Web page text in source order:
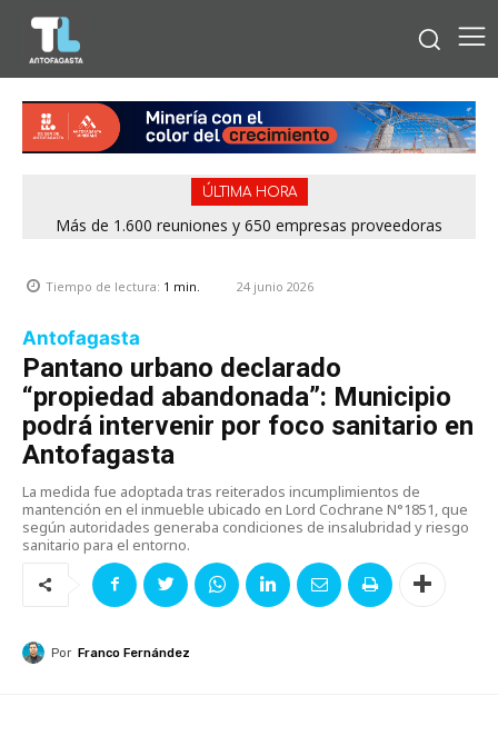
ÚLTIMA HORA
Más de 1.600 reuniones y 650 empresas proveedoras
Tiempo de lectura: 1 min. 24 junio 2026
Antofagasta
Pantano urbano declarado
“propiedad abandonada”: Municipio
podrá intervenir por foco sanitario en
Antofagasta
La medida fue adoptada tras reiterados incumplimientos de
mantención en el inmueble ubicado en Lord Cochrane N°1851, que
según autoridades generaba condiciones de insalubridad y riesgo
sanitario para el entorno.
Por Franco Fernández